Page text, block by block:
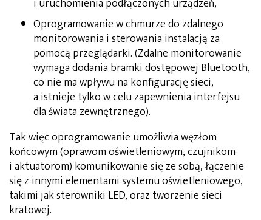
Oprogramowanie w chmurze do zdalnego
monitorowania i sterowania instalacją za
pomocą przeglądarki. (Zdalne monitorowanie
wymaga dodania bramki dostępowej Bluetooth,
co nie ma wpływu na konfigurację sieci,
a istnieje tylko w celu zapewnienia interfejsu
dla świata zewnętrznego).
Tak więc oprogramowanie umożliwia węzłom
końcowym (oprawom oświetleniowym, czujnikom
i aktuatorom) komunikowanie się ze sobą, łączenie
się z innymi elementami systemu oświetleniowego,
takimi jak sterowniki LED, oraz tworzenie sieci
kratowej.